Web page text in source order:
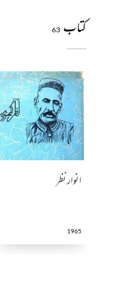
کتاب 63
انوار نظر
1965